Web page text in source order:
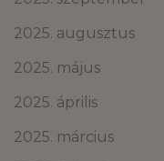
2025. augusztus
2025. május
2025. április
2025. március